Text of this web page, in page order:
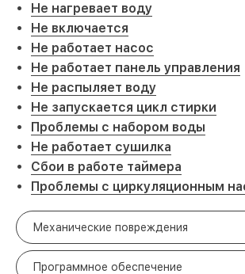
Не нагревает воду
Не включается
Не работает насос
Не работает панель управления
Не распыляет воду
Не запускается цикл стирки
Проблемы с набором воды
Не работает сушилка
Сбои в работе таймера
Проблемы с циркуляционным
Механические повреждения
Программное обеспечение